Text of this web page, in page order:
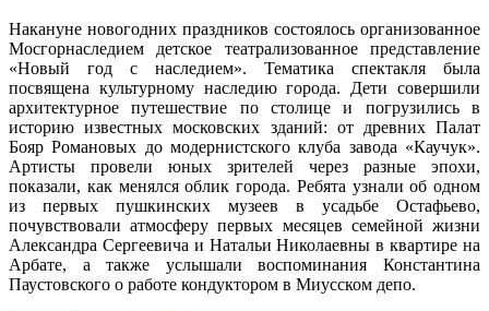
Накануне новогодних праздников состоялось организованное
Мосгорнаследием детское театрализованное представление
«Новый год с наследием».
Тематика спектакля была
посвящена культурному наследию города. Дети совершили
архитектурное путешествие по столице и погрузились в
историю известных московских зданий: от древних Палат
Бояр Романовых до модернистского клуба завода «Каучук».
Артисты провели юных зрителей через разные эпохи,
показали, как менялся облик города. Ребята узнали об одном
из первых пушкинских музеев в усадьбе Остафьево,
почувствовали атмосферу первых месяцев семейной жизни
Александра Сергеевича и Натальи Николаевны в квартире на
Арбате, а также услышали воспоминания Константина
Паустовского о работе кондуктором в Миусском депо.